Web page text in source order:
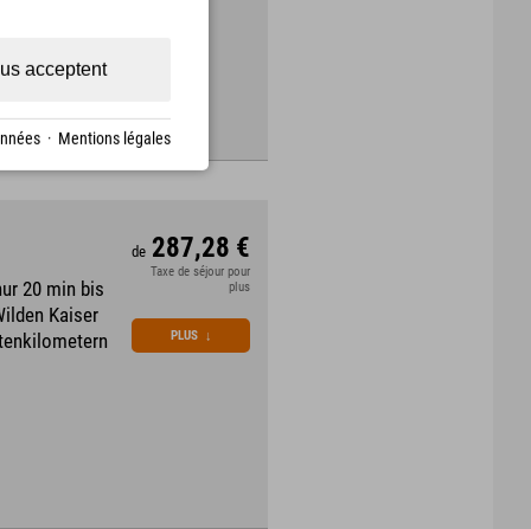
20 min bis
Kaiser
de 287,28 €
Taxe de séjour pour
plus
PLUS ↓
acceptent
· Mentions légales